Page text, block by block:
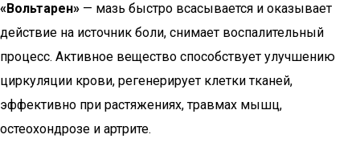
«Вольтарен» — мазь быстро всасывается и оказывает
действие на источник боли, снимает воспалительный
процесс. Активное вещество способствует улучшению
циркуляции крови, регенерирует клетки тканей,
эффективно при растяжениях, травмах мышц,
остеохондрозе и артрите.